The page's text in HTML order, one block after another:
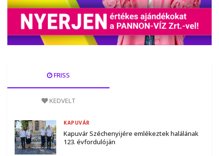
FRISS
KEDVELT
Kapuvár Széchenyijére emlékeztek halálának
123. évfordulóján
KAPUVÁR